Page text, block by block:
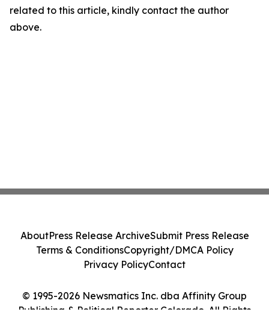
related to this article, kindly contact the author
above.
© 1995-2026 Newsmatics Inc. dba Affinity Group
Publishing & Political Reporter Colorado. All Rights
AboutPress Release ArchiveSubmit Press Release
Terms & ConditionsCopyright/DMCA Policy
Privacy PolicyContact